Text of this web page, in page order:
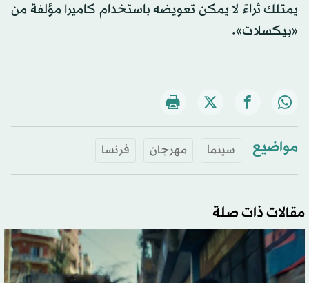
يمتلك ثراءً لا يمكن تعويضه باستخدام كاميرا مؤلفة من
«بيكسلات».
مواضيع سينما مهرجان فرنسا
مقالات ذات صلة